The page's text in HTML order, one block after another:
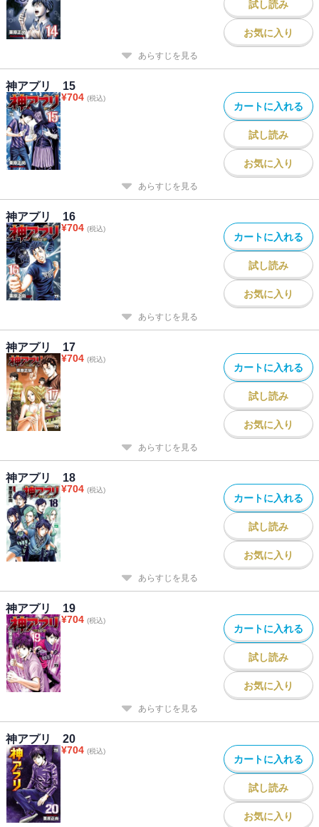
試し読み
お気に入り
あらすじを見る
神アプリ 15
¥704 (税込)
カートに入れる
試し読み
お気に入り
あらすじを見る
神アプリ 16
¥704 (税込)
カートに入れる
試し読み
お気に入り
あらすじを見る
神アプリ 17
¥704 (税込)
カートに入れる
試し読み
お気に入り
あらすじを見る
神アプリ 18
¥704 (税込)
カートに入れる
試し読み
お気に入り
あらすじを見る
神アプリ 19
¥704 (税込)
カートに入れる
試し読み
お気に入り
あらすじを見る
神アプリ 20
¥704 (税込)
カートに入れる
試し読み
お気に入り